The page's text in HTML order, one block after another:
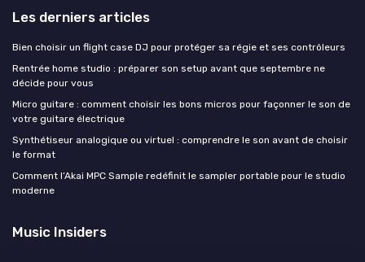
Les derniers articles
Bien choisir un flight case DJ pour protéger sa régie et ses contrôleurs
Rentrée home studio : préparer son setup avant que septembre ne
décide pour vous
Micro guitare : comment choisir les bons micros pour façonner le son de
votre guitare électrique
Synthétiseur analogique ou virtuel : comprendre le son avant de choisir
le format
Comment l’Akai MPC Sample redéfinit le sampler portable pour le studio
moderne
Music Insiders